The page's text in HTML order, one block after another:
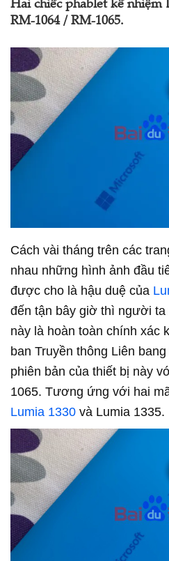
Hai chiếc phablet kế nhiệm
RM-1064 / RM-1065.
Cách vài tháng trên các
nhau những hình ảnh đầu
được cho là hậu duệ của
đến tận bây giờ thì người
này là hoàn toàn chính xác
ban Truyền thông Liên
phiên bản của thiết bị này
1065. Tương ứng với hai
Lumia 1330 và Lumia 1335.